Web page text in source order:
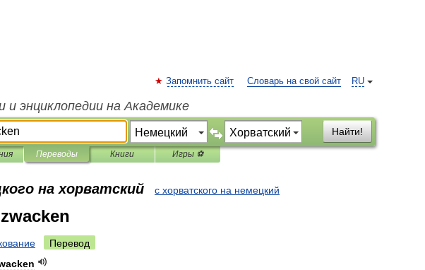
RU
Запомнить сайт Словарь на свой сайт
и энциклопедии на Академике
Найти!
Переводы Книги Игры ⚽
на хорватский с хорватского на немецкий
Перевод